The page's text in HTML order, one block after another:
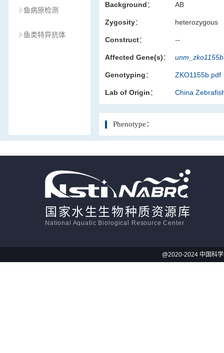
鱼病原检测
鱼类特异抗体
Background： AB
Zygosity： heterozygous
Construct： --
Affected Gene(s)：
Genotyping： ZKO1155b.pdf
Lab of Origin： China
Phenotype：
国家水生生物种质资源库
National Aquatic Biological Resource Center
@2020-2024 中国科